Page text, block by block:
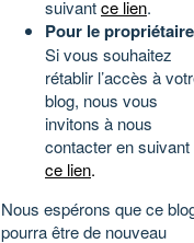
suivantce lien.
Pour le propriétaire
Si vous souhaitez
rétablir l’accès à
blog, nous vous
invitons à nous
contacter en suivant
ce lien.
Nous espérons que ce
pourra être de nouveau